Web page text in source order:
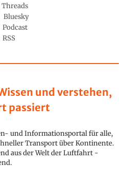
und verstehen,
passiert
und Informationsportal für alle,
Transport über Kontinente.
aus der Welt der Luftfahrt -
Threads
Bluesky
Podcast
RSS